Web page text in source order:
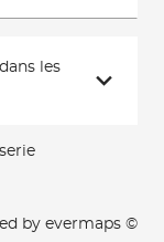
les
by evermaps ©